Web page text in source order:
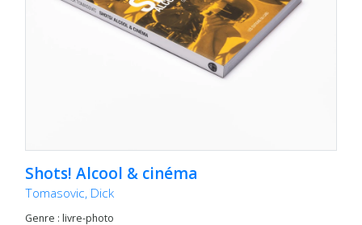
Shots! Alcool & cinéma
Tomasovic, Dick
Genre : livre-photo